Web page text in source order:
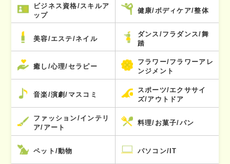
ビジネス資格/スキルア
ップ
健康/ボディケア/整体
美容/エステ/ネイル
ダンス/フラダンス/舞
踏
癒し/心理/セラピー
フラワー/フラワーアレ
ンジメント
音楽/演劇/マスコミ
スポーツ/エクササイ
ズ/アウトドア
ファッション/インテリ
ア/アート
料理/お菓子/パン
ペット/動物 パソコン/IT